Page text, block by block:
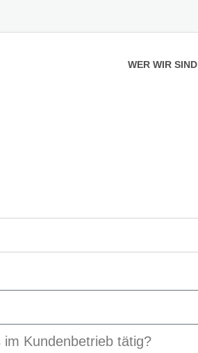
WER WIR SIND
Kundenbetrieb tätig?